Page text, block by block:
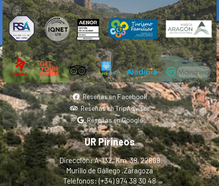
Reseñas en Facebook
Reseñas en TripAdvisor
Reseñas en Google
UR Pirineos
Dirección: A-132, Km. 38, 22808
Murillo de Gállego ,Zaragoza
Teléfonos: (+34) 974 38 30 48